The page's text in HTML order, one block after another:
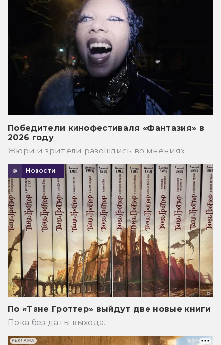
Победители кинофестиваля «Фантазия» в
2026 году
Жюри и зрители разошлись во мнениях
Новости
По «Тане Гроттер» выйдут две новые книги
Пока без даты выхода.
РЕКЛАМА